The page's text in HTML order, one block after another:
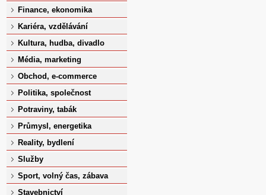
Finance, ekonomika
Kariéra, vzdělávání
Kultura, hudba, divadlo
Média, marketing
Obchod, e-commerce
Politika, společnost
Potraviny, tabák
Průmysl, energetika
Reality, bydlení
Služby
Sport, volný čas, zábava
Stavebnictví